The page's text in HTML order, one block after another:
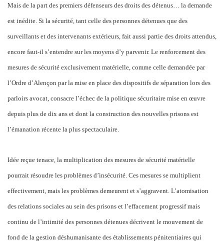
Mais de la part des premiers défenseurs des droits des détenus… la demande
est inédite. Si la sécurité, tant celle des personnes détenues que des
surveillants et des intervenants extérieurs, fait aussi partie des droits attendus,
encore faut-il s’entendre sur les moyens d’y parvenir. Le renforcement des
mesures de sécurité exclusivement matérielle, comme celle demandée par
l’Ordre d’Alençon par la mise en place des dispositifs de séparation lors des
parloirs avocat, consacre l’échec de la politique sécuritaire mise en œuvre
depuis plus de dix ans et dont la construction des nouvelles prisons est
l’émanation récente la plus spectaculaire.
Idée reçue tenace, la multiplication des mesures de sécurité matérielle
pourrait résoudre les problèmes d’insécurité. Ces mesures se multiplient
effectivement, mais les problèmes demeurent et s’aggravent. L’atomisation
des relations sociales au sein des prisons et l’effacement progressif mais
continu de l’intimité des personnes détenues décrivent le mouvement de
fond de la gestion déshumanisante des établissements pénitentiaires qui